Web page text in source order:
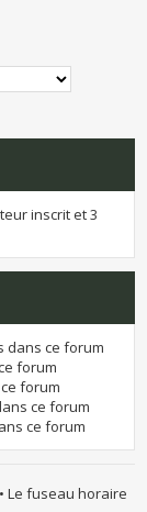
inscrit et 3
dans ce forum
forum
forum
ce forum
ce forum
• Le fuseau horaire